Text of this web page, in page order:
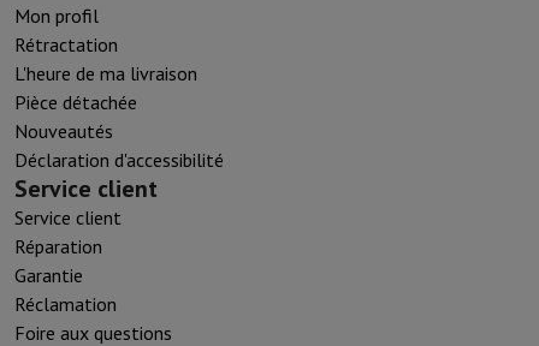
Mon profil
Rétractation
L'heure de ma livraison
Pièce détachée
Nouveautés
Déclaration d'accessibilité
Service client
Service client
Réparation
Garantie
Réclamation
Foire aux questions